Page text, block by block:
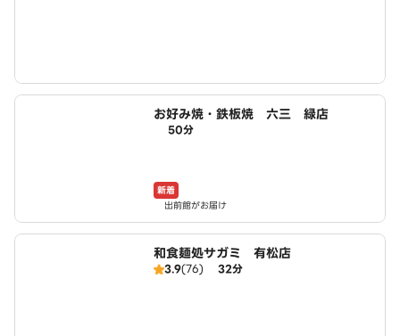
お好み焼・鉄板焼 六三 緑店
50分
新着
出前館がお届け
和食麺処サガミ 有松店
3.9(76) 32分